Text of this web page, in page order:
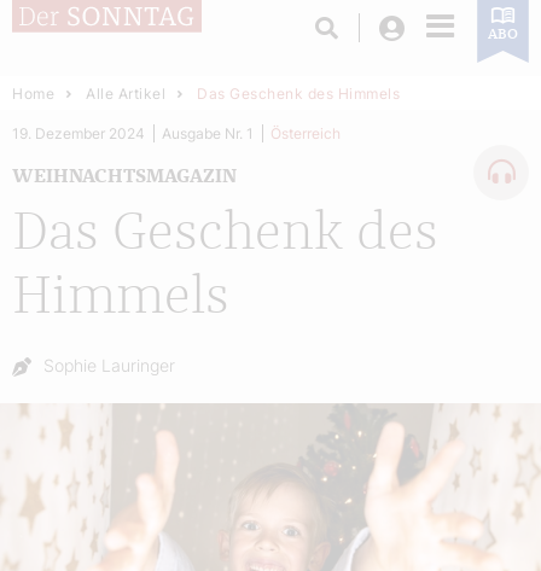
Login ABO
Home Alle Artikel Das Geschenk des Himmels
Das Geschenk des
Himmels
WEIHNACHTSMAGAZIN
19. Dezember 2024 Ausgabe Nr. 1 Österreich
Autor:
Sophie Lauringer